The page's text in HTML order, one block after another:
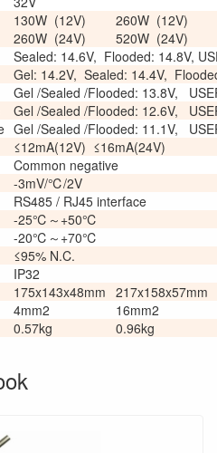
130W (12V)
260W (12V)
260W (24V)
520W (24V)
Sealed: 14.6V, Flooded: 14.8V,
Gel: 14.2V, Sealed: 14.4V,
Gel /Sealed /Flooded: 13.8V,
Gel /Sealed /Flooded: 12.6V,
Gel /Sealed /Flooded: 11.1V,
≤12mA(12V) ≤16mA(24V)
Common negative
-3mV/℃/2V
RS485 / RJ45 interface
-25℃～+50℃
-20℃～+70℃
≤95% N.C.
IP32
175x143x48mm 217x158x57mm
4mm2
16mm2
0.57kg 0.96kg